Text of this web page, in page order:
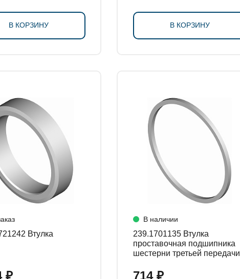
В КОРЗИНУ В КОРЗИНУ
238У-1721242 Втулка
₽
В наличии
239.1701135 Втулка
проставочная подшипника
шестерни третьей передачи
714 ₽